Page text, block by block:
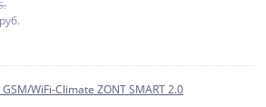
руб.
WiFi-Climate ZONT SMART 2.0